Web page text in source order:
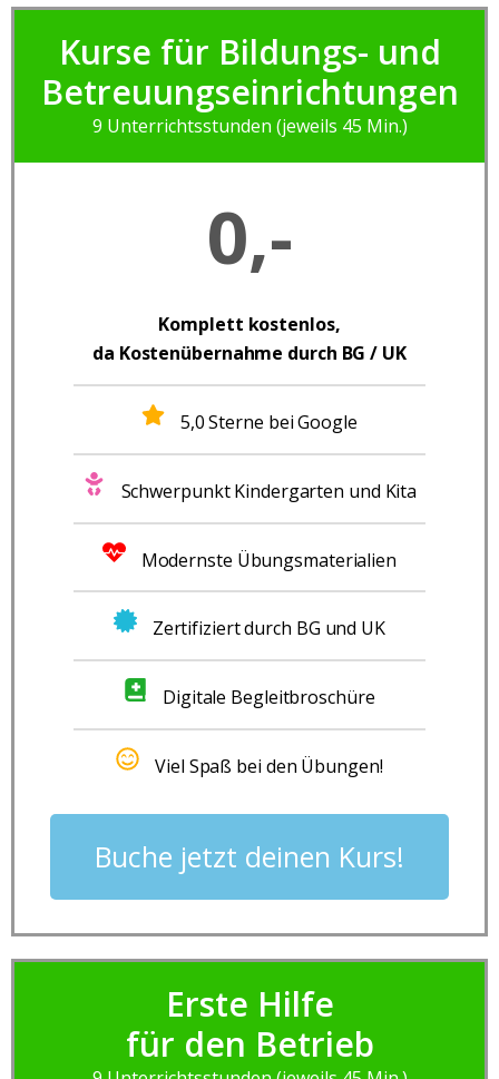
Kurse für Bildungs- und
Betreuungseinrichtungen
9 Unterrichtsstunden (jeweils 45 Min.)
0,-
Komplett kostenlos,
da Kostenübernahme durch BG / UK
5,0 Sterne bei Google
Schwerpunkt Kindergarten und Kita
Modernste Übungsmaterialien
Zertifiziert durch BG und UK
Digitale Begleitbroschüre
Viel Spaß bei den Übungen!
Buche jetzt deinen Kurs!
Erste Hilfe
für den Betrieb